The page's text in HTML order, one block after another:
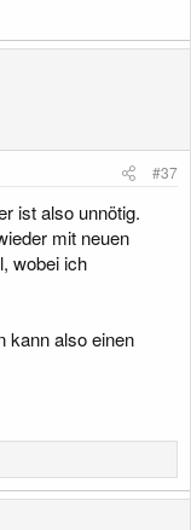
#37
ist also unnötig.
mit neuen
wobei ich
kann also einen